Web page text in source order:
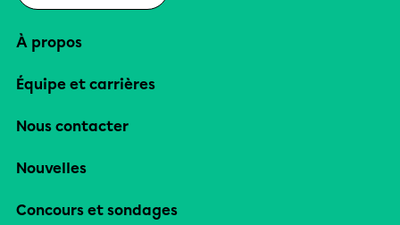
À propos
Équipe et carrières
Nous contacter
Nouvelles
Concours et sondages